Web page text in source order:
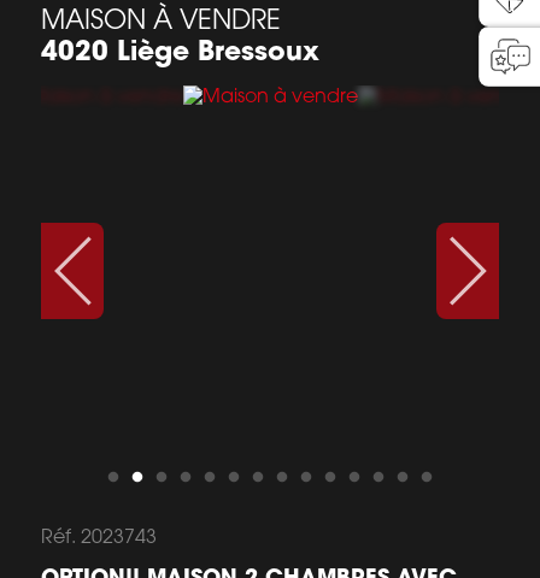
MAISON À VENDRE
4020 Liège Bressoux
Réf. 2023743